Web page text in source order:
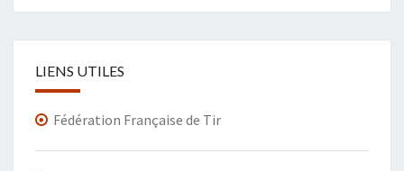
LIENS UTILES
Fédération Française de Tir